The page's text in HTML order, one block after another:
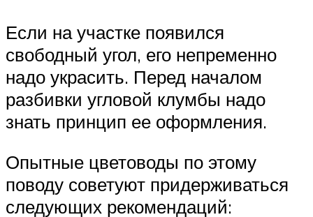
Если на участке появился
свободный угол, его непременно
надо украсить. Перед началом
разбивки угловой клумбы надо
знать принцип ее оформления.
Опытные цветоводы по этому
поводу советуют придерживаться
следующих рекомендаций: